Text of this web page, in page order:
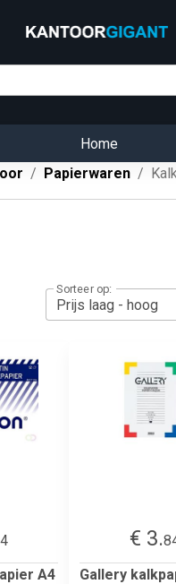
Home
Papierwaren
Sorteer op:
A4
€ 3.
Gallery